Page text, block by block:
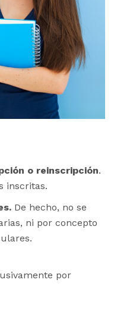
o reinscripción.
inscritas.
De hecho, no se
ni por concepto
por